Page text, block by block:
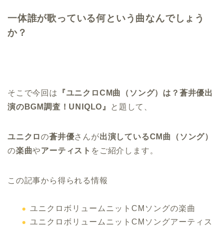
一体誰が歌っている何という曲なんでしょう
か？
そこで今回は
『ユニクロCM曲（ソング）は？蒼井優出
演のBGM調査！UNIQLO』
と題して、
ユニクロの蒼井優さんが出演しているCM曲（ソング）
の楽曲やアーティスト をご紹介します。
この記事から得られる情報
ユニクロボリュームニットCMソングの楽曲
ユニクロボリュームニットCMソングアーティス